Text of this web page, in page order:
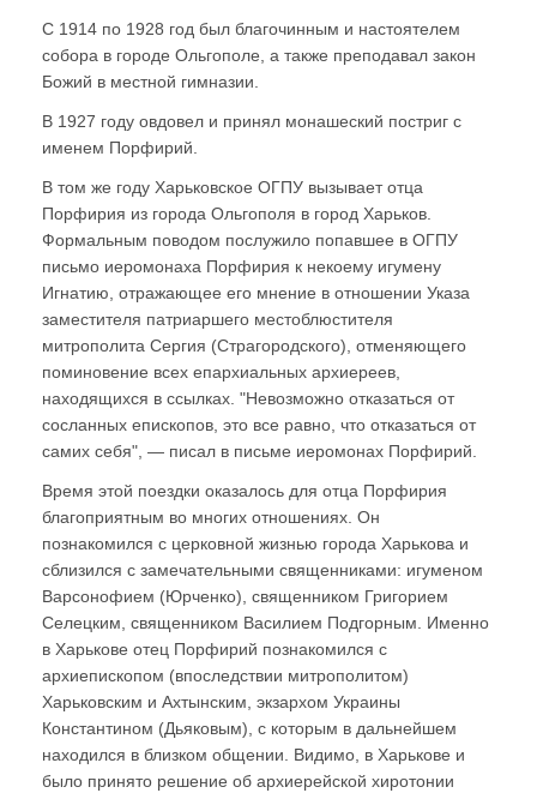
С 1914 по 1928 год был благочинным и настоятелем
собора в городе Ольгополе, а также преподавал закон
Божий в местной гимназии.
В 1927 году овдовел и принял монашеский постриг с
именем Порфирий.
В том же году Харьковское ОГПУ вызывает отца
Порфирия из города Ольгополя в город Харьков.
Формальным поводом послужило попавшее в ОГПУ
письмо иеромонаха Порфирия к некоему игумену
Игнатию, отражающее его мнение в отношении Указа
заместителя патриаршего местоблюстителя
митрополита Сергия (Страгородского), отменяющего
поминовение всех епархиальных архиереев,
находящихся в ссылках. "Невозможно отказаться от
сосланных епископов, это все равно, что отказаться от
самих себя", — писал в письме иеромонах Порфирий.
Время этой поездки оказалось для отца Порфирия
благоприятным во многих отношениях. Он
познакомился с церковной жизнью города Харькова и
сблизился с замечательными священниками: игуменом
Варсонофием (Юрченко), священником Григорием
Селецким, священником Василием Подгорным. Именно
в Харькове отец Порфирий познакомился с
архиепископом (впоследствии митрополитом)
Харьковским и Ахтынским, экзархом Украины
Константином (Дьяковым), с которым в дальнейшем
находился в близком общении. Видимо, в Харькове и
было принято решение об архиерейской хиротонии